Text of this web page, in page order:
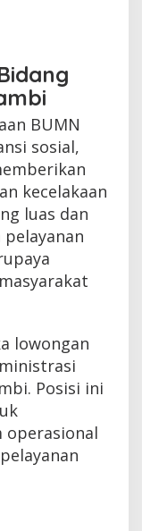
BUMN
sosial,
kecelakaan
luas dan
lowongan
Posisi ini
operasional